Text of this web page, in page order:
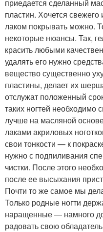
приедается сделанный
пластин. Хочется
лаком покрывать можно.
некоторые нюансы. Так,
красить любыми
удалять его нужно
вещество существенно
пластины, делает их
отслужат положенный
таких ногтей необходимо
лучше на масляной
лаками акриловых
свои тонкости — к
нужно с подпиливания
чистки. После этого
после ее высыхания
Почти то же самое мы
Только родные ногти
наращенные — намного
радовать свою